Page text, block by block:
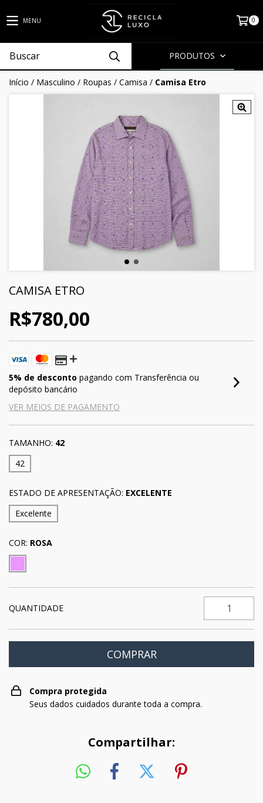
MENU 0
PRODUTOS
Início / Masculino / Roupas / Camisa / Camisa Etro
CAMISA ETRO
R$780,00
5% de desconto pagando com Transferência ou
depósito bancário
VER MEIOS DE PAGAMENTO
TAMANHO: 42
42
ESTADO DE APRESENTAÇÃO: EXCELENTE
Excelente
COR: ROSA
QUANTIDADE
Compra protegida
Seus dados cuidados durante toda a compra.
Compartilhar: